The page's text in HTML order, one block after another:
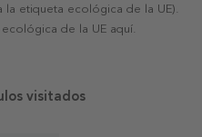
la etiqueta ecológica de la UE).
de la UE aquí.
visitados